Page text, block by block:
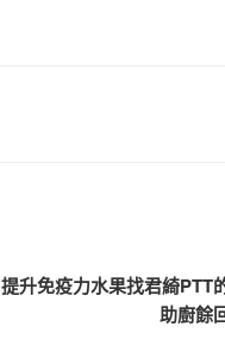
提升免疫力水果找君綺PTT
助廚餘